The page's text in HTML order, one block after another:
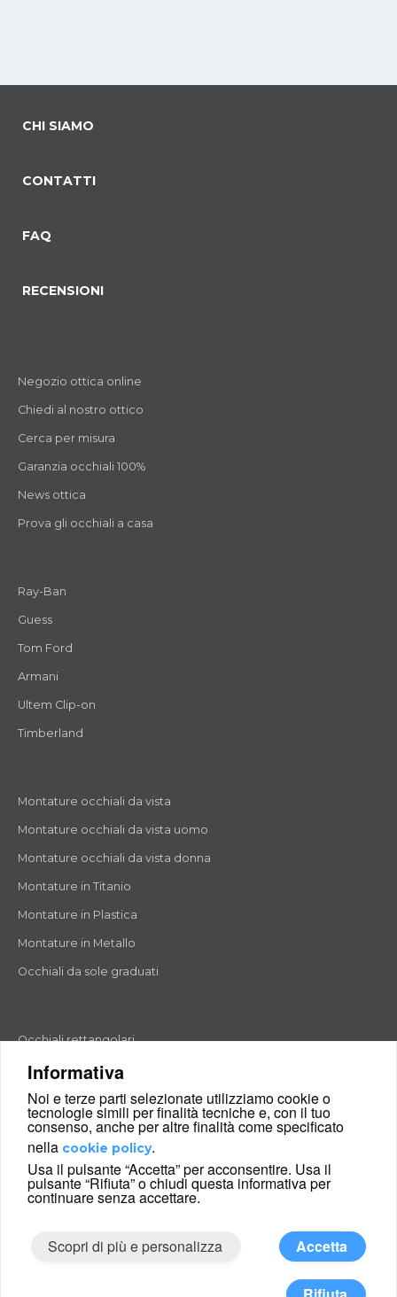
Informativa
Noi e terze parti selezionate utilizziamo cookie o
tecnologie simili per finalità tecniche e, con il tuo
consenso, anche per altre finalità come specificato
nella cookie policy.
Usa il pulsante “Accetta” per acconsentire. Usa il
pulsante “Rifiuta” o chiudi questa informativa per
continuare senza accettare.
Scopri di più e personalizza Accetta
CHI SIAMO
CONTATTI
FAQ
RECENSIONI
Negozio ottica online
Chiedi al nostro ottico
Cerca per misura
Garanzia occhiali 100%
News ottica
Prova gli occhiali a casa
Ray-Ban
Guess
Tom Ford
Armani
Ultem Clip-on
Timberland
Montature occhiali da vista
Montature occhiali da vista uomo
Montature occhiali da vista donna
Montature in Titanio
Montature in Plastica
Montature in Metallo
Occhiali da sole graduati
Occhiali rettangolari
Occhiali rotondi
Occhiali a goccia
Occhiali a farfalla
Occhiali esagonali
Occhiali cat-eyes
© 2026 Glance24 Ltd. and its affiliates. All right reserved.